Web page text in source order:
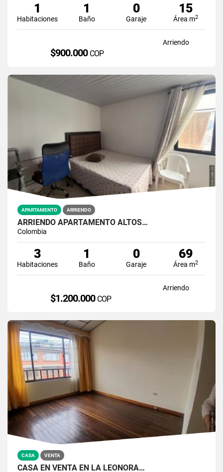
1
Habitaciones
1
Baño
0
Garaje
15
Área m2
Arriendo
$900.000 COP
APARTAMENTO ARRIENDO
ARRIENDO APARTAMENTO ALTOS…
Colombia
3
Habitaciones
1
Baño
0
Garaje
69
Área m2
Arriendo
$1.200.000 COP
CASA VENTA
CASA EN VENTA EN LA LEONORA…